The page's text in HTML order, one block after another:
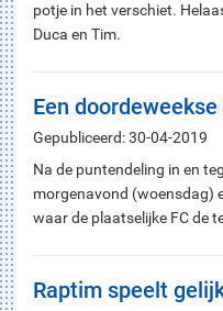
potje in het verschiet.
Duca en Tim.
Een
Gepubliceerd: 30-04-2019
Na de puntendeling in en
morgenavond (woensdag)
waar de plaatselijke FC de
Raptim speelt